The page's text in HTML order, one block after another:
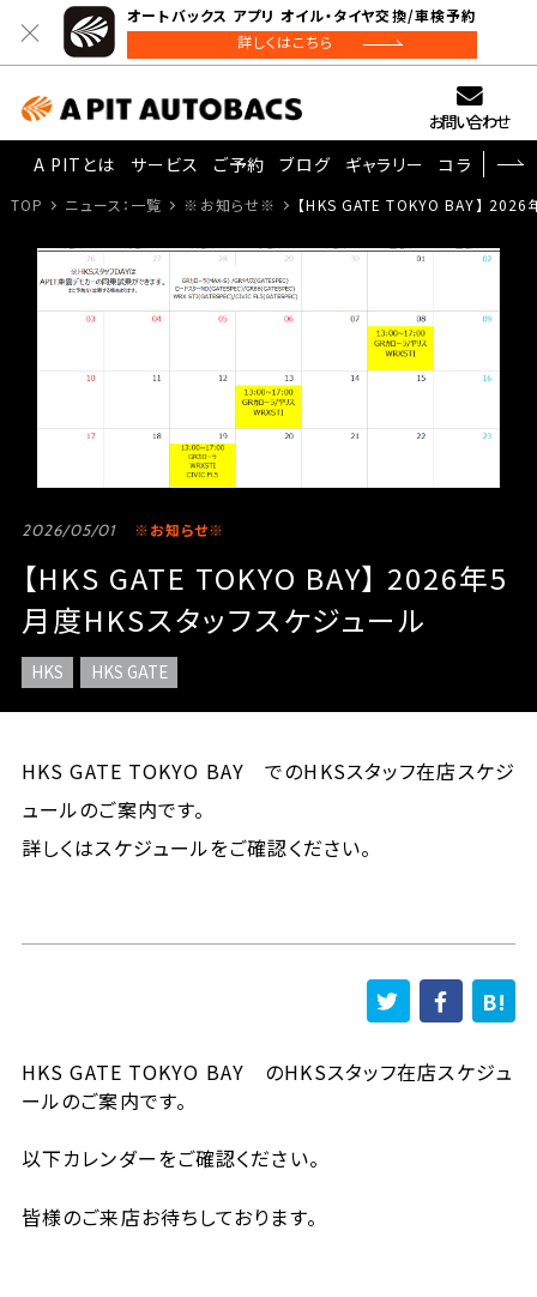
オートバックス アプリ オイル・タイヤ交換/車検予約
詳しくはこちら
お問い合わせ
A PITとは
サービス ご予約 ブログ ギャラリー コラム
TOP ニュース：一覧 ※お知らせ※ 【HKS GATE TOKYO BAY】 2026
2026/05/01 ※お知らせ※
【HKS GATE TOKYO BAY】 2026年5
月度HKSスタッフスケジュール
HKS HKS GATE
HKS GATE TOKYO BAY でのHKSスタッフ在店スケジ
ュールのご案内です。
詳しくはスケジュールをご確認ください。
HKS GATE TOKYO BAY のHKSスタッフ在店スケジュ
ールのご案内です。
以下カレンダーをご確認ください。
皆様のご来店お待ちしております。